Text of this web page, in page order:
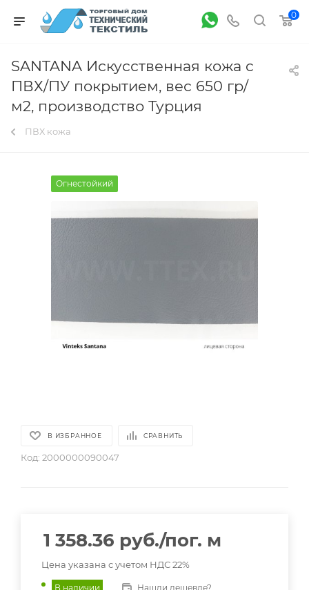
0
SANTANA Искусственная кожа c
ПВХ/ПУ покрытием, вес 650 гр/
м2, производство Турция
ПВХ кожа
Огнестойкий
В ИЗБРАННОЕ СРАВНИТЬ
Код: 2000000090047
1 358.36 руб./пог. м
Цена указана с учетом НДС 22%
В наличии Нашли дешевле?